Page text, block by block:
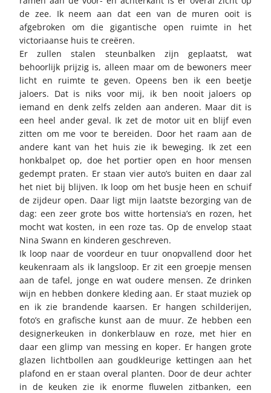
de zee. Ik neem aan dat een van de muren ooit is
afgebroken om die gigantische open ruimte in het
victoriaanse huis te creëren.
Er zullen stalen steunbalken zijn geplaatst, wat
behoorlijk prijzig is, alleen maar om de bewoners meer
licht en ruimte te geven. Opeens ben ik een beetje
jaloers. Dat is niks voor mij, ik ben nooit jaloers op
iemand en denk zelfs zelden aan anderen. Maar dit is
een heel ander geval. Ik zet de motor uit en blijf even
zitten om me voor te bereiden. Door het raam aan de
andere kant van het huis zie ik beweging. Ik zet een
honkbalpet op, doe het portier open en hoor mensen
gedempt praten. Er staan vier auto’s buiten en daar zal
het niet bij blijven. Ik loop om het busje heen en schuif
de zijdeur open. Daar ligt mijn laatste bezorging van de
dag: een zeer grote bos witte hortensia’s en rozen, het
mocht wat kosten, in een roze tas. Op de envelop staat
Nina Swann en kinderen geschreven.
Ik loop naar de voordeur en tuur onopvallend door het
keukenraam als ik langsloop. Er zit een groepje mensen
aan de tafel, jonge en wat oudere mensen. Ze drinken
wijn en hebben donkere kleding aan. Er staat muziek op
en ik zie brandende kaarsen. Er hangen schilderijen,
foto’s en grafische kunst aan de muur. Ze hebben een
designerkeuken in donkerblauw en roze, met hier en
daar een glimp van messing en koper. Er hangen grote
glazen lichtbollen aan goudkleurige kettingen aan het
plafond en er staan overal planten. Door de deur achter
in de keuken zie ik enorme fluwelen zitbanken, een